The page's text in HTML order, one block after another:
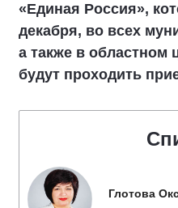
«Единая Россия»,
декабря, во всех
а также в областном
будут проходить
Глотова